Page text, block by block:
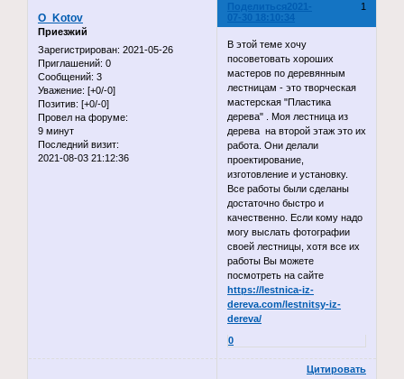
Поделиться 1
2021-
07-30 18:10:34
O_Kotov
Приезжий
Зарегистрирован: 2021-05-26
Приглашений: 0
Сообщений: 3
Уважение: [+0/-0]
Позитив: [+0/-0]
Провел на форуме:
9 минут
Последний визит:
2021-08-03 21:12:36
В этой теме хочу
посоветовать хороших
мастеров по деревянным
лестницам - это творческая
мастерская "Пластика
дерева" . Моя лестница из
дерева на второй этаж это их
работа. Они делали
проектирование,
изготовление и установку.
Все работы были сделаны
достаточно быстро и
качественно. Если кому надо
могу выслать фотографии
своей лестницы, хотя все их
работы Вы можете
посмотреть на сайте
https://lestnica-iz-
dereva.com/lestnitsy-iz-
dereva/
0
Цитировать